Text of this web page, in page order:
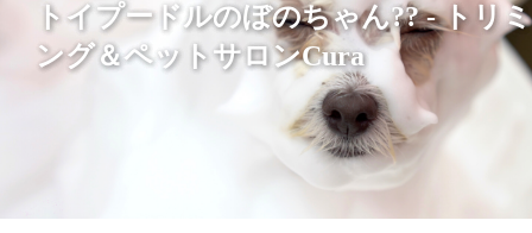
トイプードルのぼのちゃん?? - トリミ
ング＆ペットサロンCura